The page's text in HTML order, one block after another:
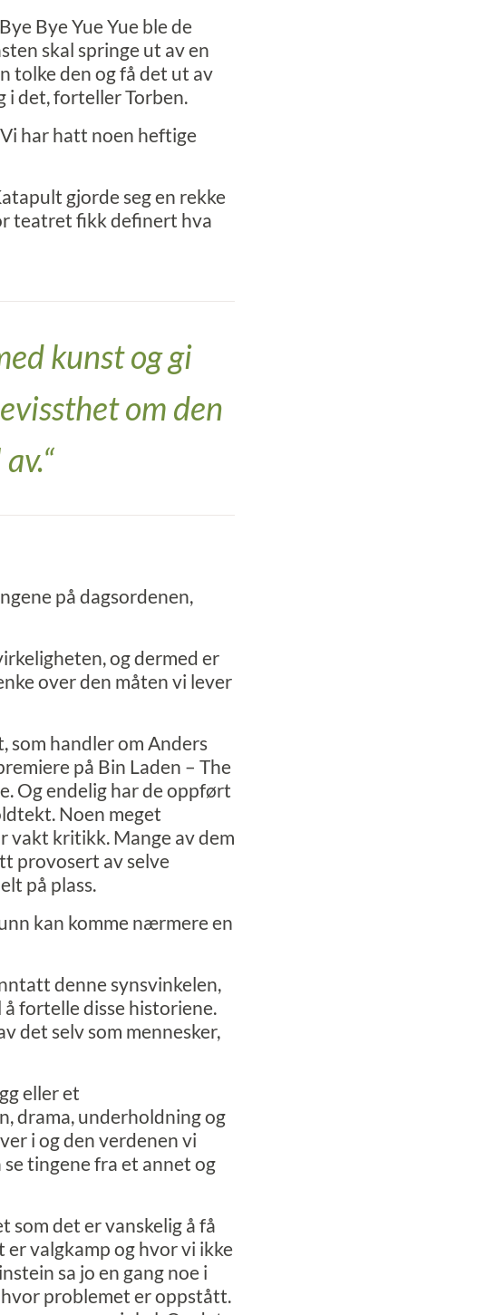
Bye Yue Yue ble de
skal springe ut av en
tolke den og få det ut av
i det, forteller Torben.
har hatt noen heftige
gjorde seg en rekke
teatret fikk definert hva
kunst og gi
om den
på dagsordenen,
og dermed er
over den måten vi lever
, som handler om Anders
på Bin Laden – The
Og endelig har de oppført
Noen meget
vakt kritikk. Mange av dem
provosert av selve
på plass.
kan komme nærmere en
denne synsvinkelen,
fortelle disse historiene.
det selv som mennesker,
eller et
drama, underholdning og
i og den verdenen vi
tingene fra et annet og
som det er vanskelig å få
valgkamp og hvor vi ikke
sa jo en gang noe i
problemet er oppstått.